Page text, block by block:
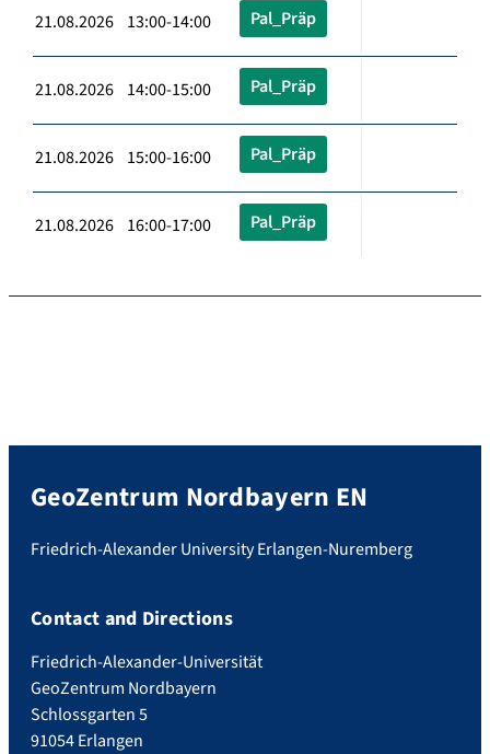
21.08.2026 13:00-14:00 Pal_Präp
21.08.2026 14:00-15:00 Pal_Präp
21.08.2026 15:00-16:00 Pal_Präp
21.08.2026 16:00-17:00 Pal_Präp
GeoZentrum Nordbayern EN
Friedrich-Alexander University Erlangen-Nuremberg
Contact and Directions
Friedrich-Alexander-Universität
GeoZentrum Nordbayern
Schlossgarten 5
91054 Erlangen